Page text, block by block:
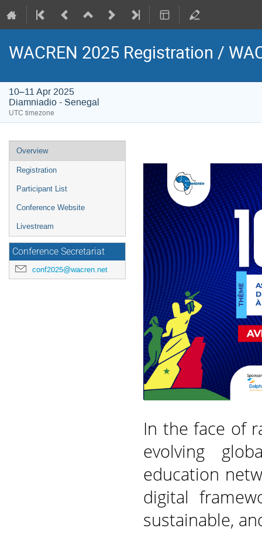
WACREN 2025 Registration /
10–11 Apr 2025
Diamniadio - Senegal
UTC timezone
Event
menu
Overview
Registration
Participant List
Conference Website
Livestream
Conference Secretariat
conf2025@wacren.net
In the face of
evolving
education
digital
sustainable,